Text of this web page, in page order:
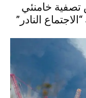
تصفية خامنئي
النادر”